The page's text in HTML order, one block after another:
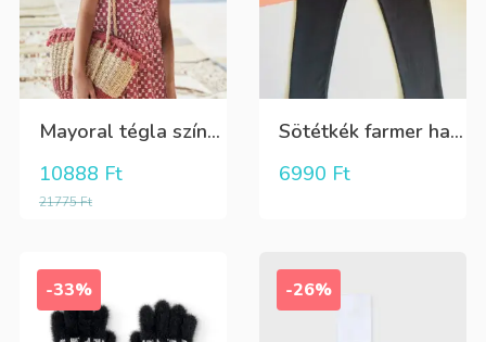
Mayoral tégla színű kisvirág mintás nyári lenge ruha
21775Ft
10888 Ft
Sötétkék farmer hatású kényelmes nadrág
6990 Ft
-33% -26%